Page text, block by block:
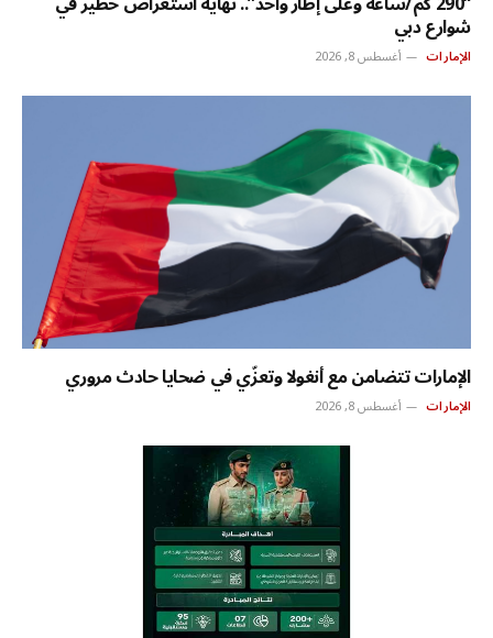
شوارع دبي
الإمارات أغسطس 8, 2026
الإمارات تتضامن مع أنغولا وتعزّي في ضحايا حادث مروري
الإمارات أغسطس 8, 2026